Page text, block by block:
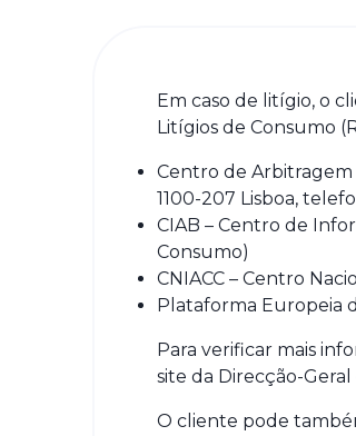
Em caso de litígio, o
Litígios de Consumo
Centro de Arbitragem
1100-207 Lisboa,
CIAB – Centro de
Consumo)
CNIACC – Centro
Plataforma Europeia
Para verificar mais
site da Direcção-
O cliente pode